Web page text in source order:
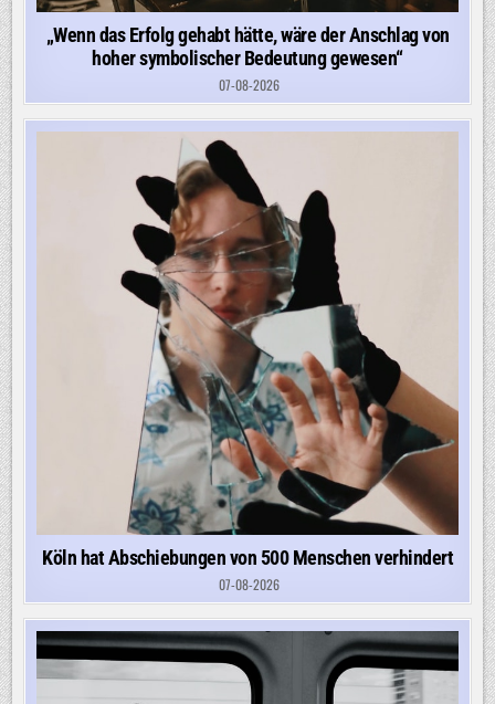
„Wenn das Erfolg gehabt hätte, wäre der Anschlag von
hoher symbolischer Bedeutung gewesen“
07-08-2026
Köln hat Abschiebungen von 500 Menschen verhindert
07-08-2026